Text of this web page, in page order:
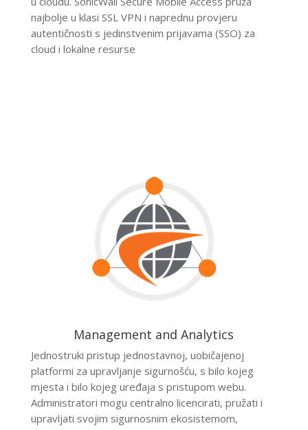
najbolje u klasi SSL VPN i naprednu provjeru
autentičnosti s jedinstvenim prijavama (SSO) za
cloud i lokalne resurse
Management and Analytics
Jednostruki pristup jednostavnoj, uobičajenoj
platformi za upravljanje sigurnošću, s bilo kojeg
mjesta i bilo kojeg uređaja s pristupom webu.
Administratori mogu centralno licencirati, pružati i
upravljati svojim sigurnosnim ekosistemom,